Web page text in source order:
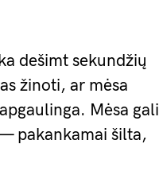
dešimt sekundžių
žinoti, ar mėsa
Mėsa gali
pakankamai šilta,